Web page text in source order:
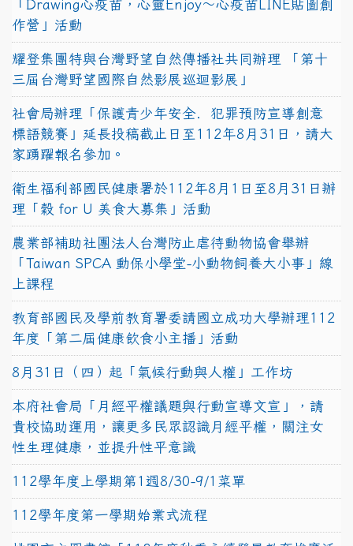
「Drawing心疫苗，心靈Enjoy〜心疫苗LINE貼圖創
作營」活動
耀登集團特與台灣野望自然傳播社共同辦理 「第十
三屆台灣野望國際自然影展巡迴影展」
社會局辦理「保護青少年安全．犯罪預防宣導創意
標語競賽」延長投稿截止日至112年8月31日，請大
家踴躍報名參加。
衛生福利部國民健康署於112年8月1日至8月31日辦
理「穀 for U 美食大募集」活動
農業部補助社團法人台灣防止虐待動物協會舉辦
「Taiwan SPCA 動保小學堂-小動物飼養大小事」線
上課程
教育部國民及學前教育署委請國立成功大學辦理112
年度「第二屆健康飲食小主播」活動
8月31日（四）起「氣候行動與人權」工作坊
本府社會局「月經平權議題與行動宣導文宣」，請
貴校協助運用，讓更多民眾認識月經平權，關注女
性生理健康，並提升性平意識
112學年度上學期第1週8/30-9/1菜單
112學年度第一學期始業式流程